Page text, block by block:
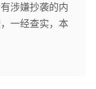
涉嫌抄袭的内
一经查实，本